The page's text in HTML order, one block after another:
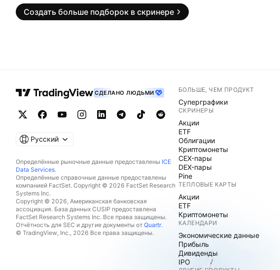
Создать больше подборок в скринере
СДЕЛАНО ЛЮДЬМИ
Русский
Определённые рыночные данные предоставлены ICE
Data Services.
Определённые справочные данные предоставлены
компанией FactSet. Copyright © 2026 FactSet Research
Systems Inc.
Copyright © 2026, Американская банковская
ассоциация. База данных CUSIP предоставлена
FactSet Research Systems Inc. Все права защищены.
Отчётность для SEC и другие документы от Quartr.
© TradingView, Inc., 2026 Все права защищены.
БОЛЬШЕ, ЧЕМ ПРОДУКТ
Суперграфики
СКРИНЕРЫ
Акции
ETF
Облигации
Криптомонеты
CEX-пары
DEX-пары
Pine
ТЕПЛОВЫЕ КАРТЫ
Акции
ETF
Криптомонеты
КАЛЕНДАРИ
Экономические данные
Прибыль
Дивиденды
IPO